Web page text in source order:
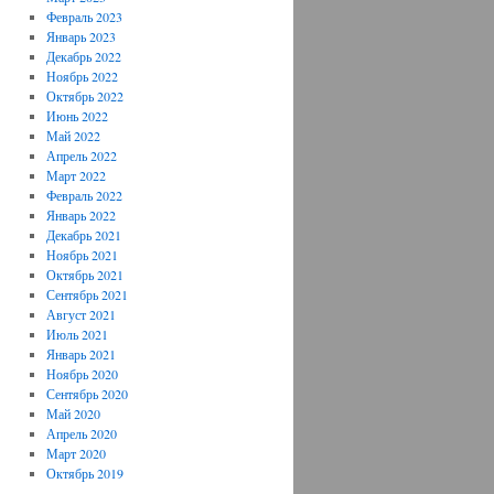
Февраль 2023
Январь 2023
Декабрь 2022
Ноябрь 2022
Октябрь 2022
Июнь 2022
Май 2022
Апрель 2022
Март 2022
Февраль 2022
Январь 2022
Декабрь 2021
Ноябрь 2021
Октябрь 2021
Сентябрь 2021
Август 2021
Июль 2021
Январь 2021
Ноябрь 2020
Сентябрь 2020
Май 2020
Апрель 2020
Март 2020
Октябрь 2019